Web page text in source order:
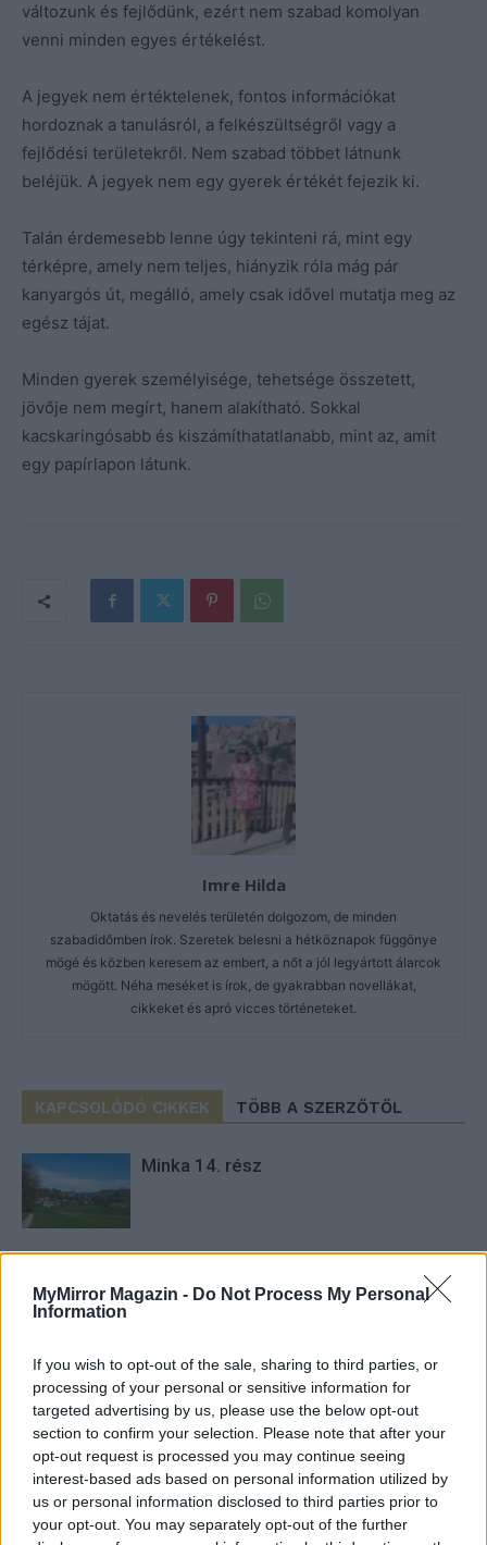
MyMirror Magazin - Do Not Process My Personal
Information
If you wish to opt-out of the sale, sharing to third parties, or
processing of your personal or sensitive information for
targeted advertising by us, please use the below opt-out
section to confirm your selection. Please note that after your
opt-out request is processed you may continue seeing
interest-based ads based on personal information utilized by
us or personal information disclosed to third parties prior to
your opt-out. You may separately opt-out of the further
változunk és fejlődünk, ezért nem szabad komolyan
venni minden egyes értékelést.
A jegyek nem értéktelenek, fontos információkat
hordoznak a tanulásról, a felkészültségről vagy a
fejlődési területekről. Nem szabad többet látnunk
beléjük. A jegyek nem egy gyerek értékét fejezik ki.
Talán érdemesebb lenne úgy tekinteni rá, mint egy
térképre, amely nem teljes, hiányzik róla mág pár
kanyargós út, megálló, amely csak idővel mutatja meg az
egész tájat.
Minden gyerek személyisége, tehetsége összetett,
jövője nem megírt, hanem alakítható. Sokkal
kacskaringósabb és kiszámíthatatlanabb, mint az, amit
egy papírlapon látunk.
Imre Hilda
Oktatás és nevelés területén dolgozom, de minden
szabadidőmben írok. Szeretek belesni a hétköznapok függönye
mögé és közben keresem az embert, a nőt a jól legyártott álarcok
mögött. Néha meséket is írok, de gyakrabban novellákat,
cikkeket és apró vicces történeteket.
KAPCSOLÓDÓ CIKKEK TÖBB A SZERZŐTŐL
Minka 14. rész
Halál a Tresco-szigeten – A Josh
Clayton-ügy